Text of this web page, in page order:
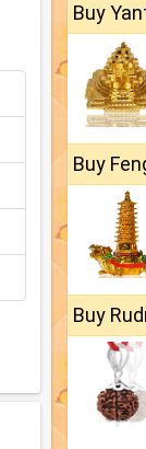
Buy
Buy
Buy